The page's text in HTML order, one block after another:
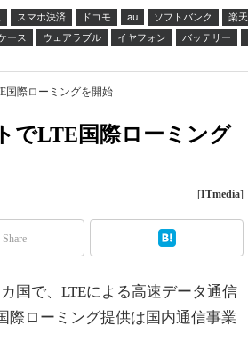
スマホ決済 ドコモ au ソフトバンク
楽
ース ウェアラブル イヤフォン バッテリー
国際ローミングを開始
でLTE国際ローミング
[ITmedia]
Share
国で、LTEによる高速データ通信
際ローミング提供は国内通信事業